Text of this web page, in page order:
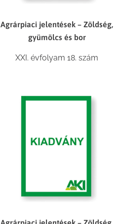
Agrárpiaci jelentések – Zöldség,
gyümölcs és bor
XXI. évfolyam 18. szám